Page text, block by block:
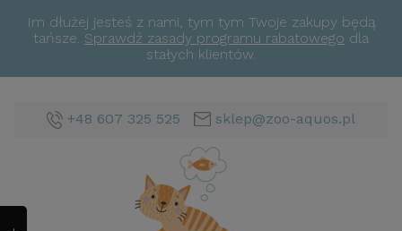
Im dłużej jesteś z nami, tym tym Twoje zakupy będą
tańsze. Sprawdź zasady programu rabatowego dla
stałych klientów.
+48 607 325 525 sklep@zoo-aquos.pl